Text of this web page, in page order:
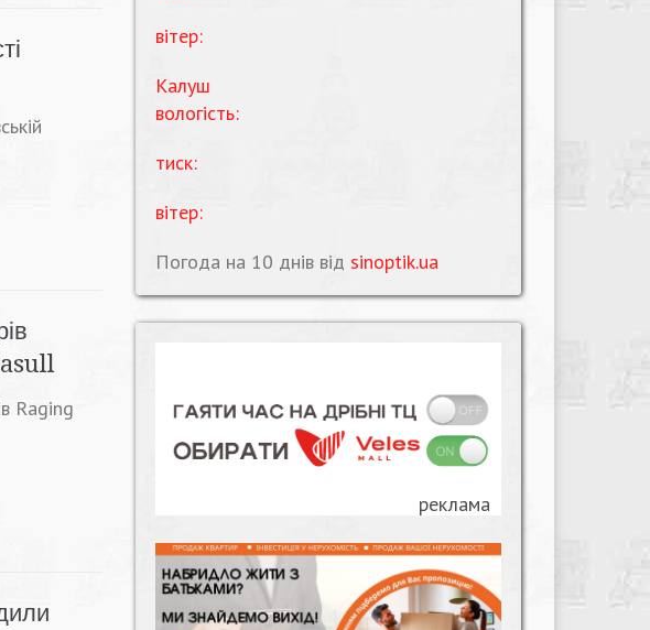
Raging
вітер:
Калуш
вологість:
тиск:
вітер:
Погода на 10 днів від sinoptik.ua